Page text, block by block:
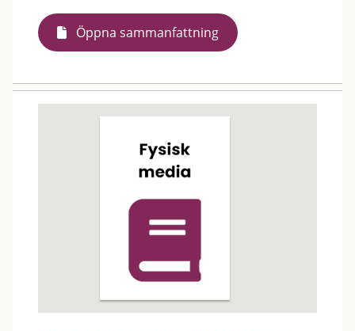
Öppna sammanfattning